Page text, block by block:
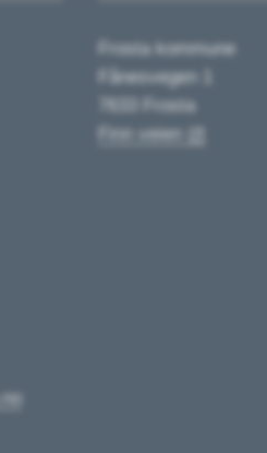
Frosta kommune
Fånesvegen 1
7633 Frosta
Finn veien